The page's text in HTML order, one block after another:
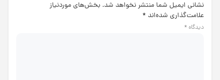
نشانی ایمیل شما منتشر نخواهد شد. بخش‌های موردنیاز
علامت‌گذاری شده‌اند *
دیدگاه *